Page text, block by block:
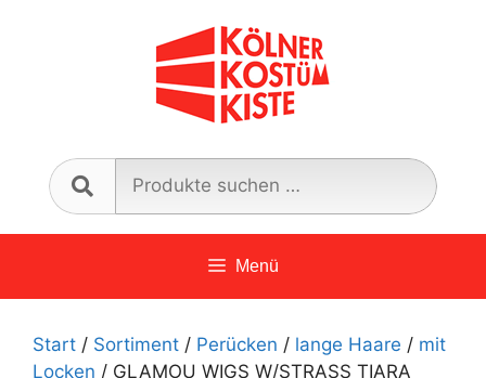
nach:
Menü
Start / Sortiment / Perücken / lange Haare / mit
Locken / GLAMOU WIGS W/STRASS TIARA